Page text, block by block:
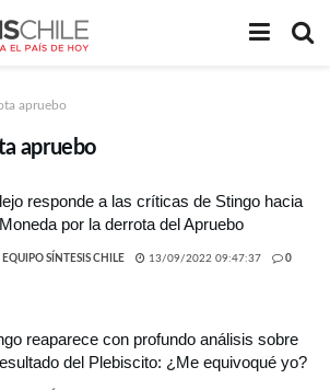
apruebo
apruebo
responde a las críticas de Stingo hacia
por la derrota del Apruebo
EQUIPO SÍNTESIS CHILE 13/09/2022 09:47:37 0
reaparece con profundo análisis sobre
del Plebiscito: ¿Me equivoqué yo?